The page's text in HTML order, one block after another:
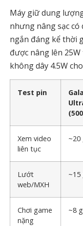
Máy giữ dung
nhưng nâng sạc có
ngắn đáng kể thời
được nâng lên
không dây 4.5W
Test pin
Xem video
liên tục
~20
Lướt
web/MXH
~15
Chơi game
nặng
~8